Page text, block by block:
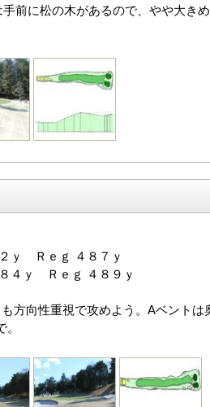
前に松の木があるので、やや大きめ
ｙ Ｒｅｇ ４８７ｙ
４ｙ Ｒｅｇ ４８９ｙ
方向性重視で攻めよう。Aベントは